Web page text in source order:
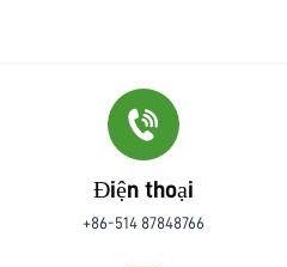
Điện thoại
+86-514 87848766